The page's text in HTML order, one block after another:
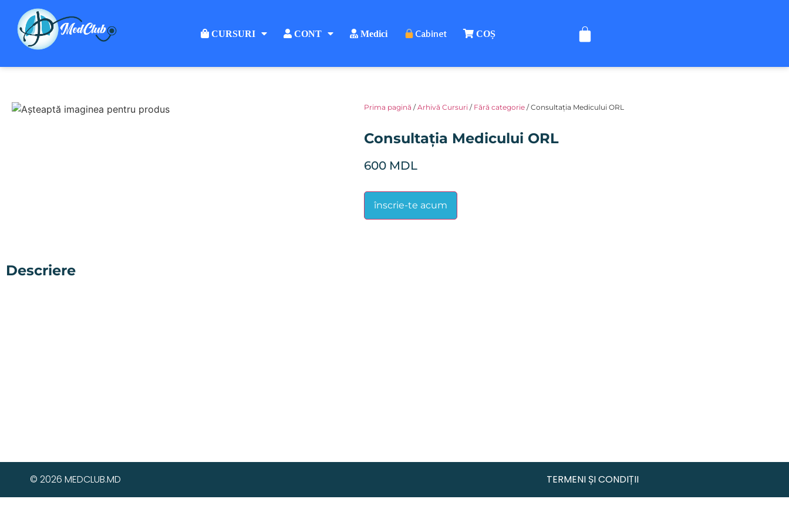
CURSURI CONT Medici Cabinet COȘ
Prima pagină /Arhivă Cursuri / Fără categorie / Consultația Medicului ORL
Consultația Medicului ORL
600 MDL
înscrie-te acum
Descriere
© 2026 MEDCLUB.MD TERMENI ȘI CONDIȚII